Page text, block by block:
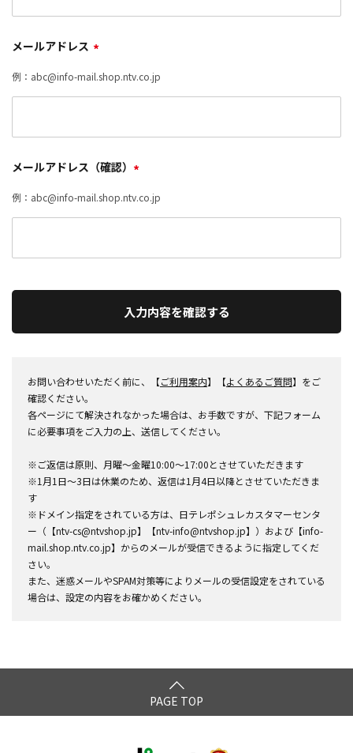
メールアドレス *
例：abc@info-mail.shop.ntv.co.jp
メールアドレス（確認） *
例：abc@info-mail.shop.ntv.co.jp
入力内容を確認する
お問い合わせいただく前に、【ご利用案内】【よくあるご質問】をご
確認ください。
各ページにて解決されなかった場合は、お手数ですが、下記フォーム
に必要事項をご入力の上、送信してください。
※ご返信は原則、月曜～金曜10:00～17:00とさせていただきます
※1月1日～3日は休業のため、返信は1月4日以降とさせていただきま
す
※ドメイン指定をされている方は、日テレポシュレカスタマーセンタ
ー（【ntv-cs@ntvshop.jp】【ntv-info@ntvshop.jp】）および【info-
mail.shop.ntv.co.jp】からのメールが受信できるように指定してくだ
さい。
また、迷惑メールやSPAM対策等によりメールの受信設定をされている
場合は、設定の内容をお確かめください。
PAGE TOP